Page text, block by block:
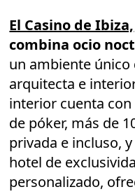
El Casino de Ibiza,
combina ocio
un ambiente
arquitecta e
interior cuenta con
de póker, más de
privada e incluso,
hotel de
personalizado,